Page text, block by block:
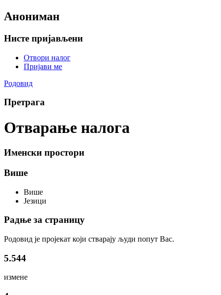
Анониман
Нисте пријављени
Отвори налог
Пријави ме
Родовид
Претрага
Отварање налога
Именски простори
Више
Више
Језици
Радње за страницу
Родовид је пројекат који стварају људи попут Вас.
5.544
измене